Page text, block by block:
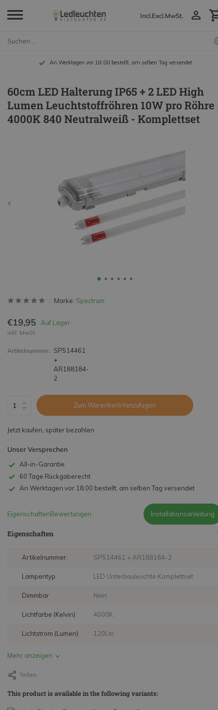
Incl.Excl.MwSt.
An Werktagen vor 18:00 bestellt, am selben Tag versendet
60cm LED Halterung IP65 + 2 LED High
Lumen Leuchtstoffröhren 10W pro Röhre
4000K 840 Neutralweiß - Komplettset
Marke: Spectrum
€19,95 Auf Lager
inkl. MwSt.
Artikelnummer: SP514461
+
AR188184-
2
Zum Warenkorb hinzufügen
Jetzt kaufen, später bezahlen
Unser Versprechen
All-in-Garantie
60 Tage Rückgaberecht
An Werktagen vor 18:00 bestellt, am selben Tag versendet
EigenschaftenBewertungen Installationsanleitung
Eigenschaften
Artikelnummer: SP514461 + AR188184-2
Lampentyp LED Unterbauleuchte Komplettset
Dimmbar Nein
Lichtfarbe (Kelvin) 4000K
Lichtstrom (Lumen) 120Lm
Mehr anzeigen
Teilen
This product is available in the following variants: